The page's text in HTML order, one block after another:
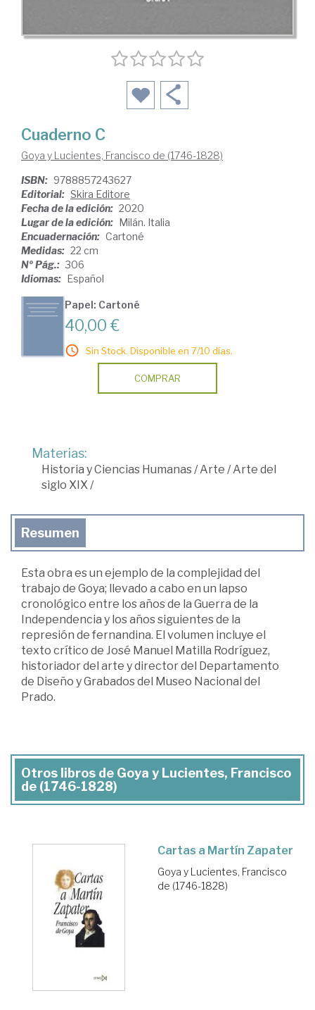
Cuaderno C
Goya y Lucientes, Francisco de (1746-1828)
ISBN: 9788857243627
Editorial: Skira Editore
Fecha de la edición: 2020
Lugar de la edición: Milán. Italia
Encuadernación: Cartoné
Medidas: 22 cm
Nº Pág.: 306
Idiomas: Español
Papel: Cartoné
40,00 €
Sin Stock. Disponible en 7/10 días.
COMPRAR
Materias:
Historia y Ciencias Humanas/Arte /Arte del
siglo XIX/
Resumen
Esta obra es un ejemplo de la complejidad del
trabajo de Goya; llevado a cabo en un lapso
cronológico entre los años de la Guerra de la
Independencia y los años siguientes de la
represión de fernandina. El volumen incluye el
texto crítico de José Manuel Matilla Rodríguez,
historiador del arte y director del Departamento
de Diseño y Grabados del Museo Nacional del
Prado.
Otros libros de Goya y Lucientes, Francisco
de (1746-1828)
Cartas a Martín Zapater
Goya y Lucientes, Francisco
de (1746-1828)